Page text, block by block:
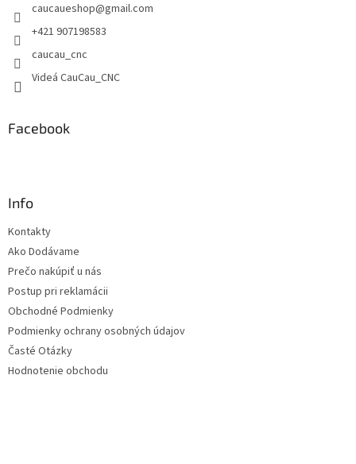
caucaueshop@gmail.com
+421 907198583
caucau_cnc
Videá CauCau_CNC
Facebook
Info
Kontakty
Ako Dodávame
Prečo nakúpiť u nás
Postup pri reklamácii
Obchodné Podmienky
Podmienky ochrany osobných údajov
Časté Otázky
Hodnotenie obchodu